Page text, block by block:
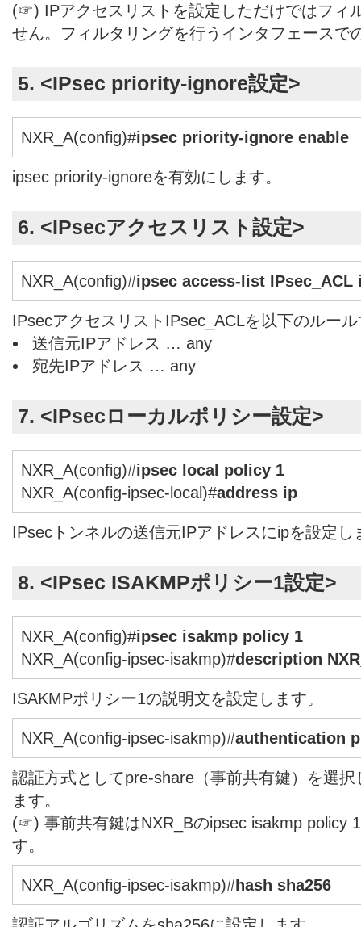
(☞) IPアクセスリストを設定しただけではフィ
せん。フィルタリングを行うインタフェースで
5. <IPsec priority-ignore設定>
NXR_A(config)#ipsec priority-ignore enable
ipsec priority-ignoreを有効にします。
6. <IPsecアクセスリスト設定>
NXR_A(config)#ipsec access-list IPsec_ACL
IPsecアクセスリストIPsec_ACLを以下のルー
送信元IPアドレス … any
宛先IPアドレス … any
7. <IPsecローカルポリシー設定>
NXR_A(config)#ipsec local policy 1
NXR_A(config-ipsec-local)#address ip
IPsecトンネルの送信元IPアドレスにipを設定し
8. <IPsec ISAKMPポリシー1設定>
NXR_A(config)#ipsec isakmp policy 1
NXR_A(config-ipsec-isakmp)#description
ISAKMPポリシー1の説明文を設定します。
NXR_A(config-ipsec-isakmp)#authentication
認証方式としてpre-share（事前共有鍵）を選
ます。
(☞) 事前共有鍵はNXR_Bのipsec isakmp policy
す。
NXR_A(config-ipsec-isakmp)#hash sha256